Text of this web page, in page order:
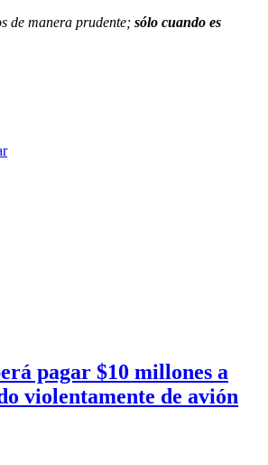
de manera prudente; sólo cuando es
pagar $10 millones a
violentamente de avión